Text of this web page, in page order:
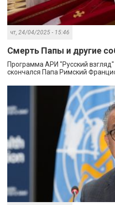
чт, 24/04/2025 - 15:46
Смерть Папы и другие
Программа АРИ "Русский
скончался Папа Римский